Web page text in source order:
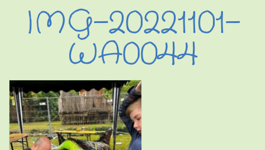
IMG-20221101-
WA0044